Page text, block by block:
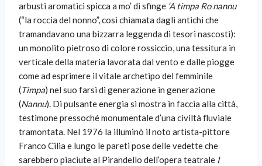
arbusti aromatici spicca a mo’ di sfinge ‘A timpa Ro nannu
(“la roccia del nonno”, così chiamata dagli antichi che
tramandavano una bizzarra leggenda di tesori nascosti):
un monolito pietroso di colore rossiccio, una tessitura in
verticale della materia lavorata dal vento e dalle piogge
come ad esprimere il vitale archetipo del femminile
(Timpa) nel suo farsi di generazione in generazione
(Nannu). Di pulsante energia si mostra in faccia alla città,
testimone pressoché monumentale d’una civiltà fluviale
tramontata. Nel 1976 la illuminò il noto artista-pittore
Franco Cilia e lungo le pareti pose delle vedette che
sarebbero piaciute al Pirandello dell’opera teatrale I